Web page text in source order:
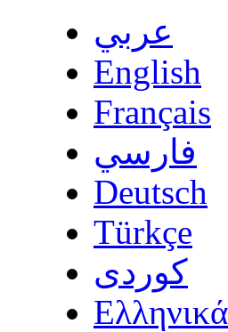
عربي
English
Français
فارسي
Deutsch
Türkçe
كوردى
Ελληνικά